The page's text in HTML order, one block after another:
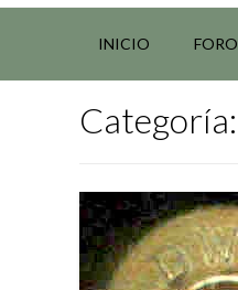
INICIO FORO
Categoría: